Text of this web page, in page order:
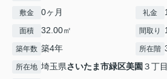
敷金 0ヶ月 礼金
面積 32.00㎡ 間取り
築年数 築4年 所在階
所在地 埼玉県さいたま市緑区美園 ３丁目